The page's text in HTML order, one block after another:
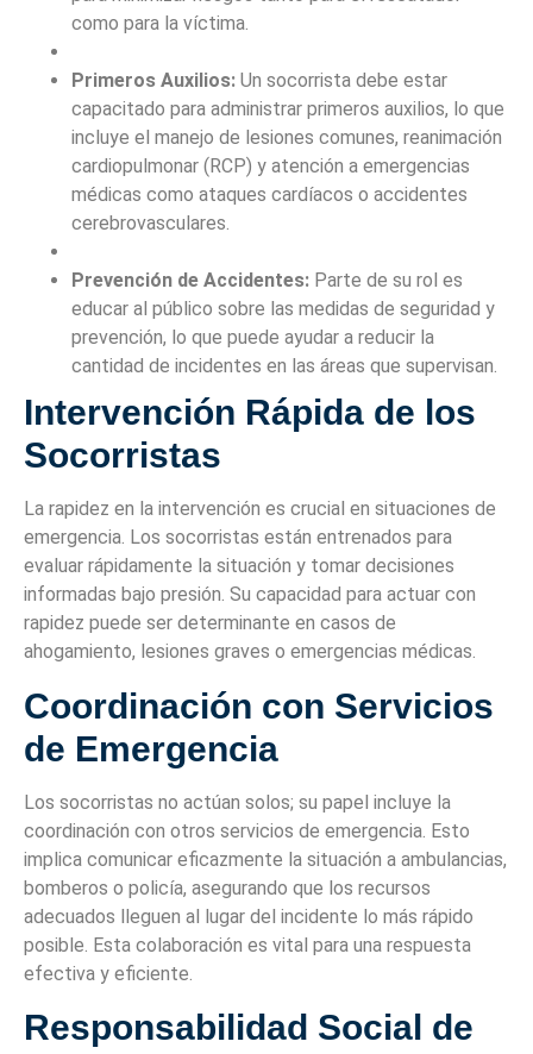
como para la víctima.
Primeros Auxilios: Un socorrista debe estar
capacitado para administrar primeros auxilios, lo que
incluye el manejo de lesiones comunes, reanimación
cardiopulmonar (RCP) y atención a emergencias
médicas como ataques cardíacos o accidentes
cerebrovasculares.
Prevención de Accidentes: Parte de su rol es
educar al público sobre las medidas de seguridad y
prevención, lo que puede ayudar a reducir la
cantidad de incidentes en las áreas que supervisan.
Intervención Rápida de los
Socorristas
La rapidez en la intervención es crucial en situaciones de
emergencia. Los socorristas están entrenados para
evaluar rápidamente la situación y tomar decisiones
informadas bajo presión. Su capacidad para actuar con
rapidez puede ser determinante en casos de
ahogamiento, lesiones graves o emergencias médicas.
Coordinación con Servicios
de Emergencia
Los socorristas no actúan solos; su papel incluye la
coordinación con otros servicios de emergencia. Esto
implica comunicar eficazmente la situación a ambulancias,
bomberos o policía, asegurando que los recursos
adecuados lleguen al lugar del incidente lo más rápido
posible. Esta colaboración es vital para una respuesta
efectiva y eficiente.
Responsabilidad Social de